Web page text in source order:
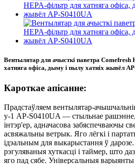
Вентылятар для ачысткі паветра Comefresh
хатняга офіса, дыму і пылу хатніх жывёл
Кароткае апісанне:
Прадстаўляем вентылятар-
у-1 AP-S0410UA — стыльнае
інтэр'ер, адначасова забяспечваючы
асвяжальны ветрык. Яго лёгкі і
ідэальным для выкарыстання ў
рэгуляваныя хуткасці і таймер, што
яго пад сябе. Універсальныя